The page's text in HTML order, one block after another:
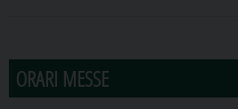
ORARI MESSE